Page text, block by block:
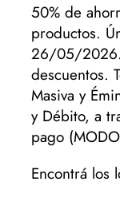
50% de
productos.
26/05/2026.
descuentos.
Masiva y
y Débito, a
pago
Encontrá los